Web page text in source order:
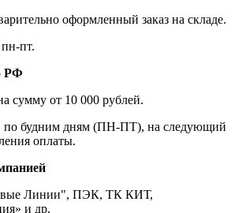
оформленный заказ на складе.
пт.
РФ
сумму от 10 000 рублей.
по будним дням (ПН-ПТ), на следующий
оплаты.
Линии", ПЭК, ТК КИТ,
и др.